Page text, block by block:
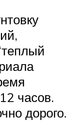
часов.
дорого.